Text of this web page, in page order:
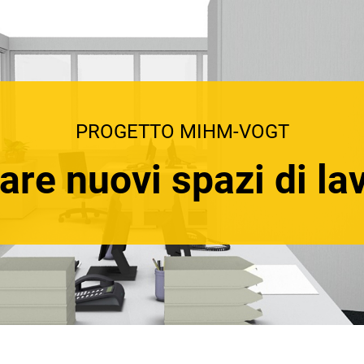
PROGETTO MIHM-VOGT
nuovi spazi di